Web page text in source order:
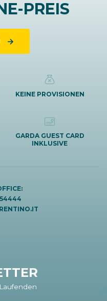
PREIS
KEINE PROVISIONEN
GARDA GUEST CARD
INKLUSIVE